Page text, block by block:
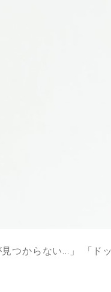
つからない…」 「ドッ